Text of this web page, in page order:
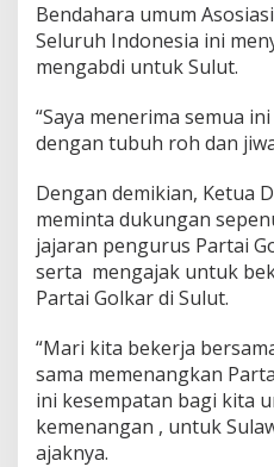
n
d
o
e
s
i
I
n
i
S
i
a
B
e
r
t
a
Bendahara umum
Seluruh Indonesia ini
mengabdi untuk Sulut.
“Saya menerima semua
dengan tubuh roh dan
Dengan demikian, Ketua
meminta dukungan
jajaran pengurus Partai
serta mengajak untuk
Partai Golkar di Sulut.
“Mari kita bekerja
sama memenangkan
ini kesempatan bagi kita
kemenangan , untuk
ajaknya.